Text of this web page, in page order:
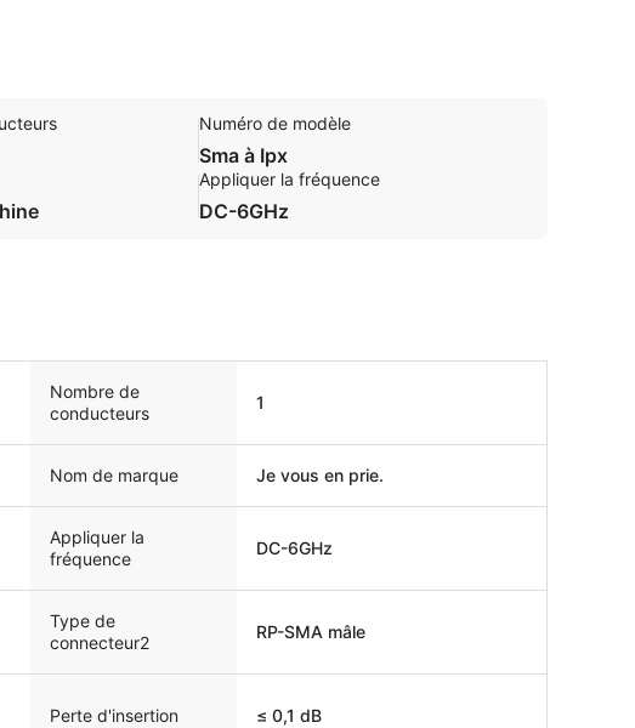
Numéro de modèle
Sma à Ipx
Appliquer la fréquence
DC-6GHz
Nombre de
conducteurs
1
Nom de marque Je vous en prie.
Appliquer la
fréquence
DC-6GHz
Type de
connecteur2
RP-SMA mâle
Perte d'insertion ≤ 0,1 dB